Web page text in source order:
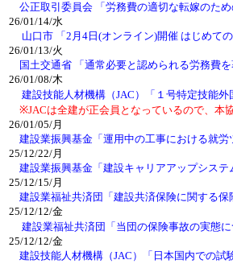
公正取引委員会 「労務費の適切な転嫁のた
26/01/14/水
山口市 「2月4日(オンライン)開催 はじめて
26/01/13/火
国土交通省 「通常必要と認められる労務費
26/01/08/木
建設技能人材機構（JAC）「１号特定技能
※JACは全建が正会員となっているので、本
26/01/05/月
建設業振興基金「運用中の工事における就
25/12/22/月
建設業振興基金「建設キャリアアップシス
25/12/15/月
建設業福祉共済団「建設共済保険に関する保
25/12/12/金
建設業福祉共済団「当団の保険事故の実態
25/12/12/金
建設技能人材機構（JAC）「日本国内での試